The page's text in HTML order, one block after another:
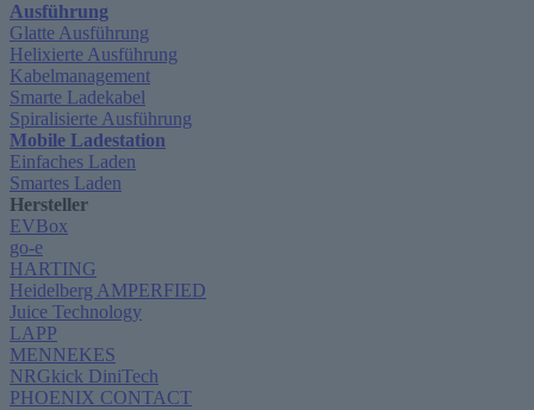
Ausführung
Glatte Ausführung
Helixierte Ausführung
Kabelmanagement
Smarte Ladekabel
Spiralisierte Ausführung
Mobile Ladestation
Einfaches Laden
Smartes Laden
Hersteller
EVBox
go-e
HARTING
Heidelberg AMPERFIED
Juice Technology
LAPP
MENNEKES
NRGkick DiniTech
PHOENIX CONTACT